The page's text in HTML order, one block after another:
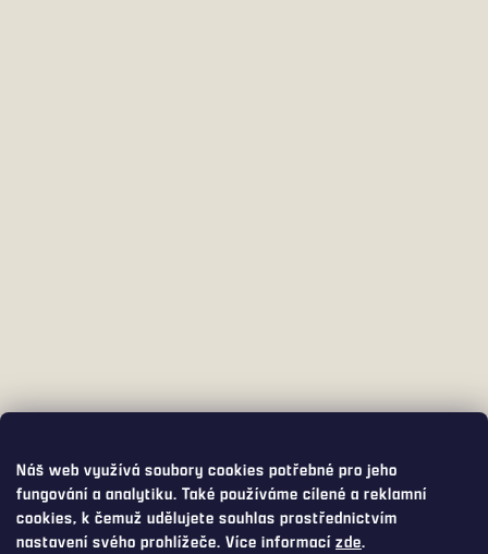
Náš web využívá soubory cookies potřebné pro jeho
fungování a analytiku. Také používáme cílené a reklamní
cookies, k čemuž udělujete souhlas prostřednictvím
nastavení svého prohlížeče. Více informacízde.